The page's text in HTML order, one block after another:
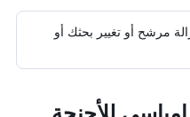
مرشح أو تغيير بحثك أو